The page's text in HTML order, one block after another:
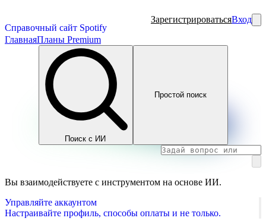
Справочный сайт Spotify
ЗарегистрироватьсяВход
ГлавнаяПланы Premium
Поиск с ИИ
Простой поиск
Вы взаимодействуете с инструментом на основе ИИ.
Управляйте аккаунтом
Настраивайте профиль, способы оплаты и не только.